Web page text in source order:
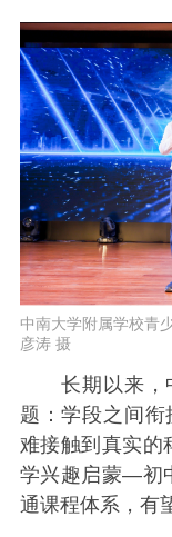
中南大学附属学校青
彦涛 摄
长期以来，中
题：学段之间
难接触到真实的
学兴趣启蒙—初
通课程体系，有